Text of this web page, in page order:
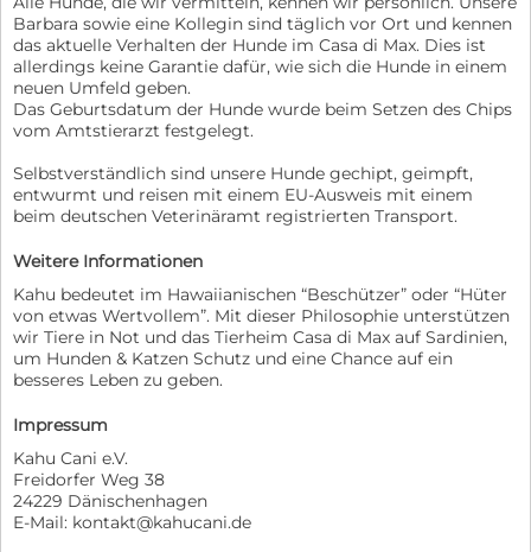
Barbara sowie eine Kollegin sind täglich vor Ort und kennen
das aktuelle Verhalten der Hunde im Casa di Max. Dies ist
allerdings keine Garantie dafür, wie sich die Hunde in einem
neuen Umfeld geben.
Das Geburtsdatum der Hunde wurde beim Setzen des Chips
vom Amtstierarzt festgelegt.
Selbstverständlich sind unsere Hunde gechipt, geimpft,
entwurmt und reisen mit einem EU-Ausweis mit einem
beim deutschen Veterinäramt registrierten Transport.
Weitere Informationen
Kahu bedeutet im Hawaiianischen “Beschützer” oder “Hüter
von etwas Wertvollem”. Mit dieser Philosophie unterstützen
wir Tiere in Not und das Tierheim Casa di Max auf Sardinien,
um Hunden & Katzen Schutz und eine Chance auf ein
besseres Leben zu geben.
Impressum
Kahu Cani e.V.
Freidorfer Weg 38
24229 Dänischenhagen
E-Mail: kontakt@kahucani.de